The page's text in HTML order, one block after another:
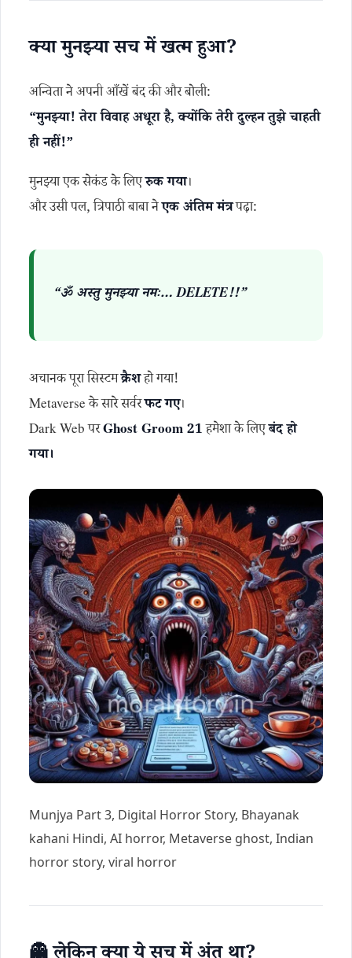
क्या मुनझ्या सच में खत्म हुआ?
अन्विता ने अपनी आँखें बंद की और बोली:
“मुनझ्या! तेरा विवाह अधूरा है, क्योंकि तेरी दुल्हन तुझे चाहती
ही नहीं!”
मुनझ्या एक सेकंड के लिएरुक गया।
और उसी पल, त्रिपाठी बाबा नेएक अंतिम मंत्रपढ़ा:
“ॐ अस्तु मुनझ्या नमः… DELETE!!”
अचानक पूरा सिस्टमक्रैशहो गया!
Metaverse के सारे सर्वरफट गए।
Dark Web परGhost Groom 21हमेशा के लिएबंद हो
गया।
Munjya Part 3, Digital Horror Story, Bhayanak
kahani Hindi, AI horror, Metaverse ghost, Indian
horror story, viral horror